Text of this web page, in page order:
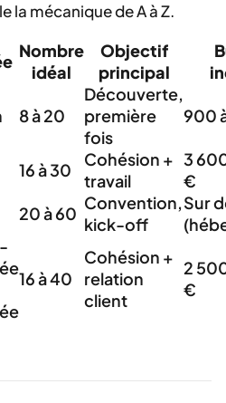
la mécanique de A à Z.
Nombre
idéal
Objectif
principal
8 à 20
Découverte,
première
fois
900
16 à 30
Cohésion +
travail
3
€
20 à 60
Convention,
kick-off
Sur
16 à 40
Cohésion +
relation
client
2
€